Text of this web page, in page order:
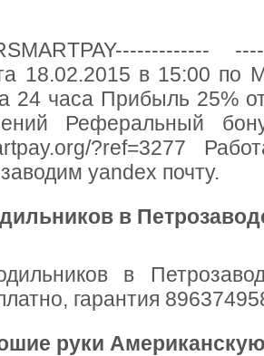
18.02.2015 в 15:00 по
24 часа Прибыль 25%
Реферальный
?ref=3277
yandex почту.
в
в
гарантия
руки